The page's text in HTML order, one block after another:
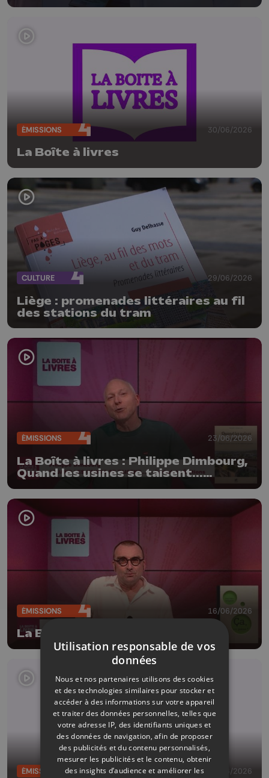
ÉMISSIONS 30/06/2026
La Boîte à livres
CULTURE 29/06/2026
Liège : promenades littéraires au fil
des stations du tram
ÉMISSIONS 23/06/2026
La Boîte à livres : Philippe Dimbourg,
Quand les usines se taisent...
ÉMISSIONS 16/06/2026
La Boîte à livres
ÉMISSIONS 09/06/2026
Utilisation responsable de vos
données
Nous et nos partenaires utilisons des cookies
et des technologies similaires pour stocker et
accéder à des informations sur votre appareil
et traiter des données personnelles, telles que
votre adresse IP, des identifiants uniques et
des données de navigation, afin de proposer
des publicités et du contenu personnalisés,
mesurer les publicités et le contenu, obtenir
des insights d’audience et améliorer les